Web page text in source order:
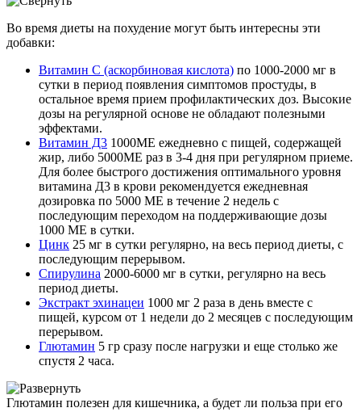
Во время диеты на похудение могут быть интересны эти
добавки:
Витамин С (аскорбиновая кислота) по 1000-2000 мг в
сутки в период появления симптомов простуды, в
остальное время прием профилактических доз. Высокие
дозы на регулярной основе не обладают полезными
эффектами.
Витамин Д3 1000МЕ ежедневно с пищей, содержащей
жир, либо 5000МЕ раз в 3-4 дня при регулярном приеме.
Для более быстрого достижения оптимального уровня
витамина Д3 в крови рекомендуется ежедневная
дозировка по 5000 МЕ в течение 2 недель с
последующим переходом на поддерживающие дозы
1000 МЕ в сутки.
Цинк 25 мг в сутки регулярно, на весь период диеты, с
последующим перерывом.
Спирулина 2000-6000 мг в сутки, регулярно на весь
период диеты.
Экстракт эхинацеи 1000 мг 2 раза в день вместе с
пищей, курсом от 1 недели до 2 месяцев с последующим
перерывом.
Глютамин 5 гр сразу после нагрузки и еще столько же
спустя 2 часа.
Глютамин полезен для кишечника, а будет ли польза при его